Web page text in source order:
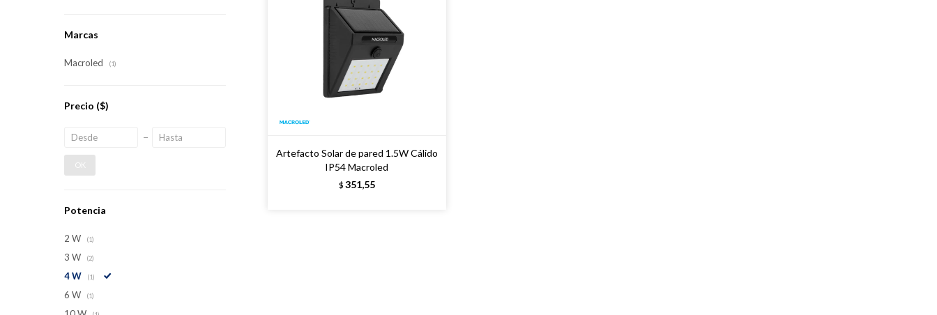
Artefacto Solar de pared 1.5W Cálido
IP54 Macroled
$ 351,55
Marcas
Macroled (1)
Precio ($)
OK
Potencia
2 W (1)
3 W (2)
4 W (1)
6 W (1)